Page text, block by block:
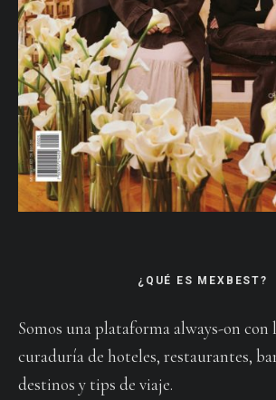
¿QUÉ ES MEXBEST?
Somos una plataforma always-on con
curaduría de hoteles, restaurantes,
destinos y tips de viaje.